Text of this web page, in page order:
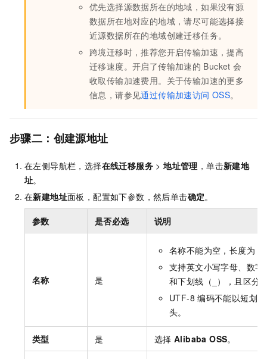
优先选择源数据所在的地域，如果没有源
数据所在地对应的地域，请尽可能选择接
近源数据所在的地域创建迁移任务。
跨境迁移时，推荐您开启传输加速，提高
迁移速度。开启了传输加速的 Bucket 会
收取传输加速费用。关于传输加速的更多
信息，请参见通过传输加速访问 OSS。
步骤二：创建源地址
在左侧导航栏，选择在线迁移服务 >地址管理 ，单击新建地
址。
在新建地址面板，配置如下参数，然后单击确定。
参数 是否必选 说明
名称 是
名称不能为空，长度为
支持英文小写字母、数
和下划线（_），且区分
UTF-8 编码不能以短划
头。
类型 是 选择 Alibaba OSS。